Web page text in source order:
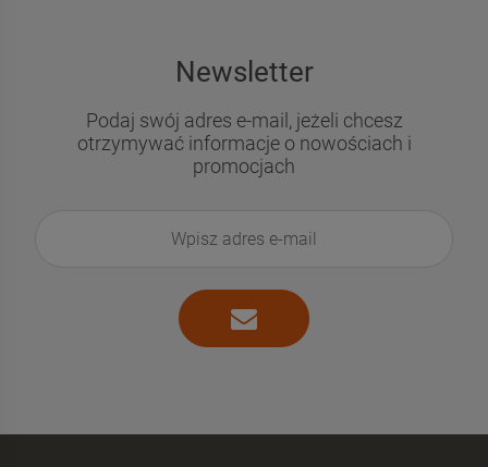
Newsletter
Podaj swój adres e-mail, jeżeli chcesz
otrzymywać informacje o nowościach i
promocjach